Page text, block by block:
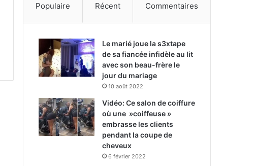
Populaire Récent Commentaires
Le marié joue la s3xtape
de sa fiancée infidèle au lit
avec son beau-frère le
jour du mariage
10 août 2022
Vidéo: Ce salon de coiffure
où une »coiffeuse »
embrasse les clients
pendant la coupe de
cheveux
6 février 2022